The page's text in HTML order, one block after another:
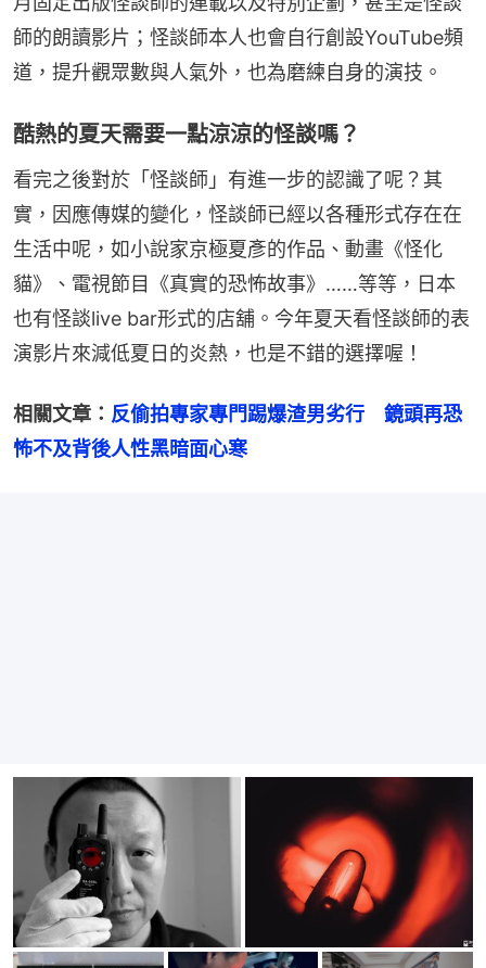
師的朗讀影片；怪談師本人也會自行創設YouTube頻
道，提升觀眾數與人氣外，也為磨練自身的演技。
酷熱的夏天需要一點涼涼的怪談嗎？
看完之後對於「怪談師」有進一步的認識了呢？其
實，因應傳媒的變化，怪談師已經以各種形式存在在
生活中呢，如小說家京極夏彥的作品、動畫《怪化
貓》、電視節目《真實的恐怖故事》……等等，日本
也有怪談live bar形式的店舖。今年夏天看怪談師的表
演影片來減低夏日的炎熱，也是不錯的選擇喔！
相關文章： 反偷拍專家專門踢爆渣男劣行　鏡頭再恐
怖不及背後人性黑暗面心寒